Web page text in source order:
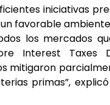
iniciativas
favorable
los mercados
Interest Taxes
mitigaron
primas”,